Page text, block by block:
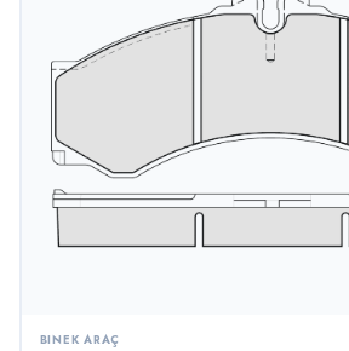
BINEK ARAÇ